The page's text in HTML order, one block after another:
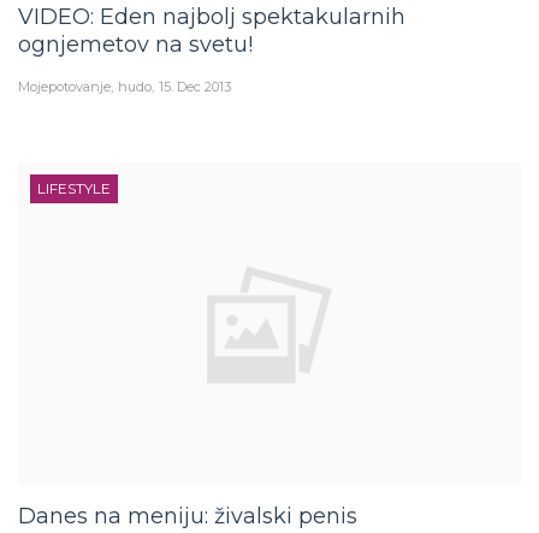
VIDEO: Eden najbolj spektakularnih
ognjemetov na svetu!
Mojepotovanje hudo 15. Dec 2013
LIFESTYLE
Danes na meniju: živalski penis